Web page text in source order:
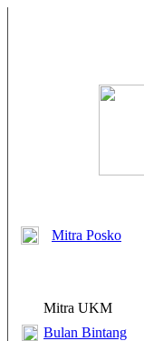
Mitra Posko
Mitra UKM
Bulan Bintang